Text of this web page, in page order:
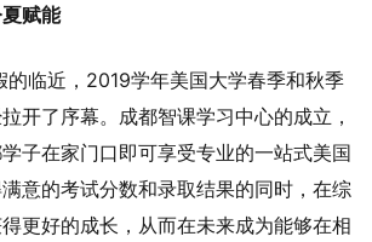
赋能
的临近，2019学年美国大学春季和秋季
开了序幕。成都智课学习中心的成立，
子在家门口即可享受专业的一站式美国
意的考试分数和录取结果的同时，在综
更好的成长，从而在未来成为能够在相